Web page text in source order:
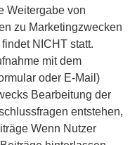
Weitergabe von
zu Marketingzwecken
findet NICHT statt.
mit dem
oder E-Mail)
Bearbeitung der
entstehen,
Wenn Nutzer